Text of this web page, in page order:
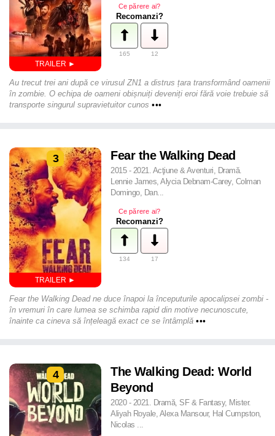
Ce părere ai?
Recomanzi?
165 12
Au trecut trei ani după ce virusul ZN1 a distrus țara transformând oamenii
în zombie. O echipa de oameni obișnuiți deveniți eroi fără voie trebuie să
transporte singurul supravietuitor cunos •••
3 Fear the Walking Dead
2015 - 2021. Acţiune & Aventuri, Dramă.
Lennie James, Alycia Debnam-Carey, Colman
Domingo, Dan...
Ce părere ai?
Recomanzi?
134 17
Fear the Walking Dead ne duce înapoi la începuturile apocalipsei zombi -
în vremuri în care lumea se schimba rapid din motive necunoscute,
înainte ca cineva să înțeleagă exact ce se întâmplă •••
4
The Walking Dead: World
Beyond
2020 - 2021. Dramă, SF & Fantasy, Mister.
Aliyah Royale, Alexa Mansour, Hal Cumpston,
Nicolas ...